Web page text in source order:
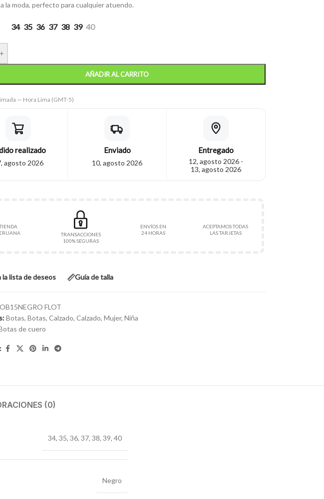
la moda, perfecto para cualquier atuendo.
34 35 36 37 38 39 40
+
AÑADIR AL CARRITO
— Hora Lima (GMT-5)
realizado
agosto 2026
Enviado
10, agosto 2026
Entregado
12, agosto 2026 -
13, agosto 2026
TRANSACCIONES
100% SEGURAS
ENVÍOS EN
24 HORAS
ACEPTAMOS TODAS
LAS TARJETAS
la lista de deseos Guía de talla
FLOT
Botas, Botas, Calzado, Calzado, Mujer, Niña
de cuero
(0)
34, 35, 36, 37, 38, 39, 40
Negro